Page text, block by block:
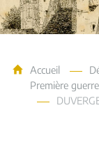
Accueil
Première